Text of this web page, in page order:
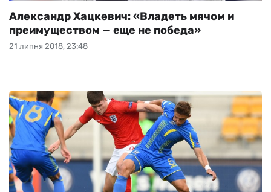
21 липня 2018, 23:48
Александр Хацкевич: «Владеть мячом и
преимуществом — еще не победа»